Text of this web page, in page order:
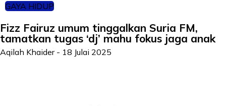
GAYA HIDUP
Fizz Fairuz umum tinggalkan Suria FM,
tamatkan tugas ‘dj’ mahu fokus jaga anak
Aqilah Khaider - 18 Julai 2025